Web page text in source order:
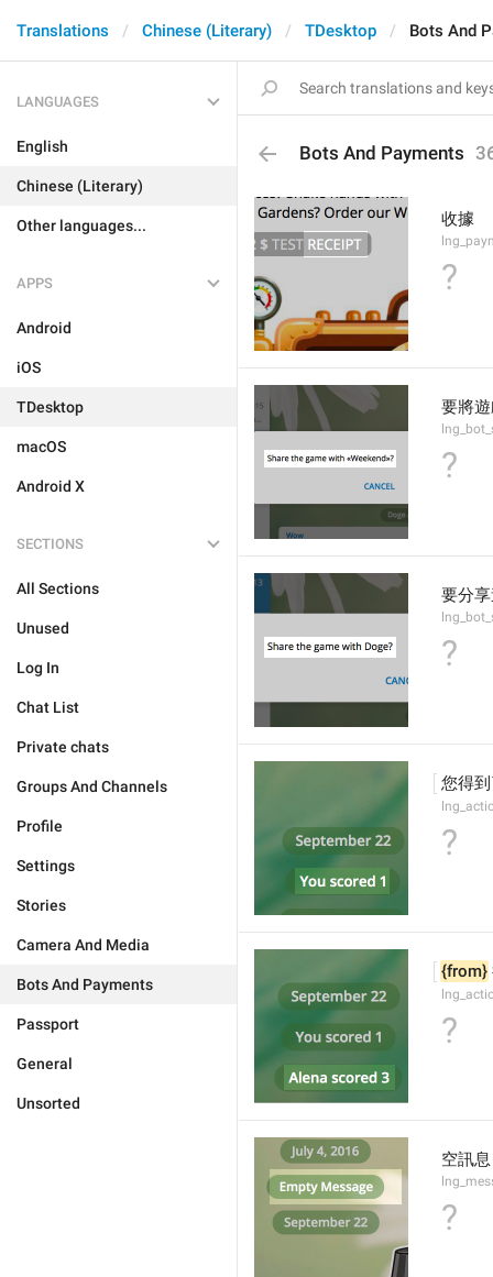
Translations Chinese (Literary) TDesktop Bots And
LANGUAGES
English
Chinese (Literary)
Other languages...
APPS
Android
iOS
TDesktop
macOS
Android X
SECTIONS
All Sections
Unused
Log In
Chat List
Private chats
Groups And Channels
Profile
Settings
Stories
Camera And Media
Bots And Payments
Passport
General
Unsorted
Bots And Payments
收據
?
要將
?
要分
?
您得
?
{from}
?
空訊息
?